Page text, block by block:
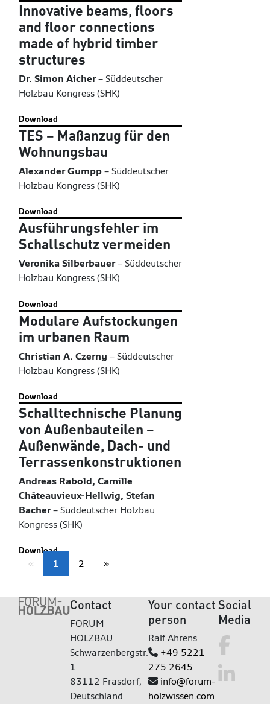
Innovative beams, floors
and floor connections
made of hybrid timber
structures
Dr. Simon Aicher–Süddeutscher
Holzbau Kongress (SHK)
Download
TES – Maßanzug für den
Wohnungsbau
Alexander Gumpp–Süddeutscher
Holzbau Kongress (SHK)
Download
Ausführungsfehler im
Schallschutz vermeiden
Veronika Silberbauer–Süddeutscher
Holzbau Kongress (SHK)
Download
Modulare Aufstockungen
im urbanen Raum
Christian A. Czerny –Süddeutscher
Holzbau Kongress (SHK)
Download
Schalltechnische Planung
von Außenbauteilen –
Außenwände, Dach- und
Terrassenkonstruktionen
Andreas Rabold, Camille
Châteauvieux-Hellwig, Stefan
Bacher–Süddeutscher Holzbau
Kongress (SHK)
Download
« 1 2 »
Contact
FORUM
HOLZBAU
Schwarzenbergstr.
1
83112 Frasdorf,
Deutschland
Your contact
person
Ralf Ahrens
+49 5221
275 2645
info@forum-
holzwissen.com
Social
Media